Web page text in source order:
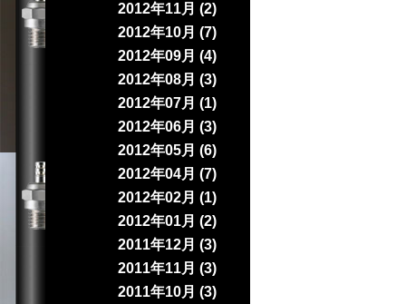
2012年11月 (2)
2012年10月 (7)
2012年09月 (4)
2012年08月 (3)
2012年07月 (1)
2012年06月 (3)
2012年05月 (6)
2012年04月 (7)
2012年02月 (1)
2012年01月 (2)
2011年12月 (3)
2011年11月 (3)
2011年10月 (3)